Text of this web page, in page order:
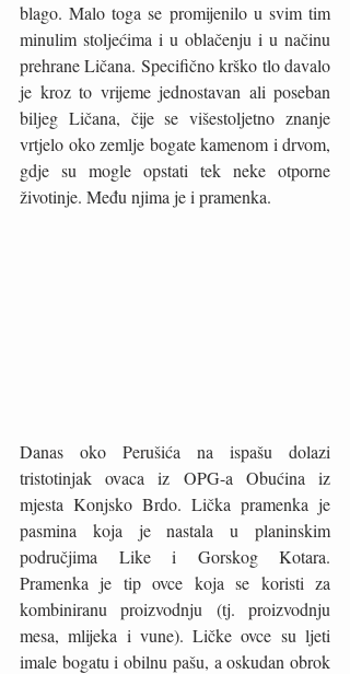
blago. Malo toga se promijenilo u svim tim
minulim stoljećima i u oblačenju i u načinu
prehrane Ličana. Specifično krško tlo davalo
je kroz to vrijeme jednostavan ali poseban
biljeg Ličana, čije se višestoljetno znanje
vrtjelo oko zemlje bogate kamenom i drvom,
gdje su mogle opstati tek neke otporne
životinje. Među njima je i pramenka.
Danas oko Perušića na ispašu dolazi
tristotinjak ovaca iz OPG-a Obućina iz
mjesta Konjsko Brdo. Lička pramenka je
pasmina koja je nastala u planinskim
područjima Like i Gorskog Kotara.
Pramenka je tip ovce koja se koristi za
kombiniranu proizvodnju (tj. proizvodnju
mesa, mlijeka i vune). Ličke ovce su ljeti
imale bogatu i obilnu pašu, a oskudan obrok